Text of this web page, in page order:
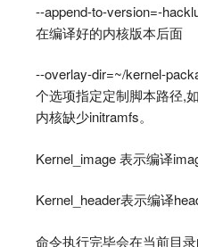
--append-to-version=-
在编译好的内核版本后面
--overlay-dir=~/kernel-
个选项指定定制脚本路径,
内核缺少initramfs。
Kernel_image 表示编译
Kernel_header表示编译
命令执行完毕会在当前目